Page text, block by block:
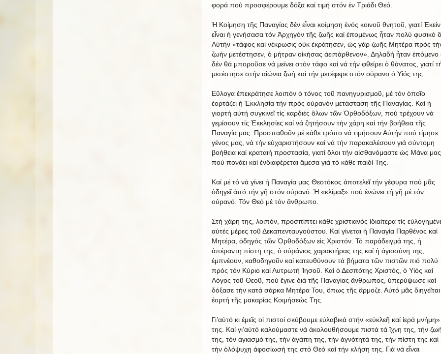
φορά πού προσφέρουμε δόξα καί τιμή στόν ἐν Τριάδι Θεό.
Ἡ Κοίμηση τῆς Παναγίας δέν εἶναι κοίμηση ἑνός κοινοῦ θνητοῦ, γιατί
εἶναι ἡ γενήσασα τόν Ἀρχηγόν τῆς ζωῆς καί ἐπομένως ἦταν πολύ φυσικό
Αὐτήν «τάφος καί νέκρωσις οὐκ ἐκράτησεν, ὡς γάρ ζωῆς Μητέρα πρός
ζωήν μετέστησεν, ὁ μήτραν οἰκήσας ἀειπάρθενον». Δηλαδή ἦταν ἐπόμενο
δέν θά μποροῦσε νά μείνει στόν τάφο καί νά τήν φθείρει ὁ θάνατος, γιατί
μετέστησε στήν αἰώνια ζωή καί τήν μετέφερε στόν οὐρανο ὁ Υἱός της.
Εὒλογα ἐπεκράτησε λοιπόν ὁ τόνος τοῦ πανηγυρισμοῦ, μέ τόν ὁποῖο
ἑορτάζει ἡ Ἐκκλησία τήν πρός οὐρανόν μετάσταση τῆς Παναγίας. Καί ἡ
γιορτή αὐτή συγκινεῖ τίς καρδιές ὃλων τῶν Ὀρθοδόξων, πού τρέχουν νά
γεμίσουν τίς Ἐκκλησίες καί νά ζητήσουν τήν χάρη καί τήν βοήθεια τῆς
Παναγία μας. Προσπαθοῦν μέ κάθε τρόπο νά τιμήσουν Αὐτήν πού τίμησε
γένος μας, νά τήν εὐχαριστήσουν καί νά τήν παρακαλέσουν γιά σύντομη
βοήθεια καί κραταιή προστασία, γιατί ὃλοι τήν αἰσθανόμαστε ὡς Μάνα
πού πονάει καί ἐνδιαφέρεται ἂμεσα γιά τό κάθε παιδί Της.
Καί μέ τό νά γίνει ἡ Παναγία μας Θεοτόκος ἀποτελεῖ τήν γέφυρα πού μᾶς
ὁδηγεῖ ἀπό τήν γῆ στόν οὐρανό. Ἡ «κλίμαξ» πού ἐνώνει τή γῆ μέ τόν
οὐρανό. Τόν Θεό μέ τόν ἂνθρωπο.
Στή χάρη της, λοιπόν, προσπίπτει κάθε χριστιανός ἰδιαίτερα τίς
αὐτές μέρες τοῦ Δεκαπενταυγούστου. Καί γίνεται ἡ Παναγία Παρθένος καί
Μητέρα, ὁδηγός τῶν Ὀρθοδόξων εἰς Χριστόν. Τό παράδειγμά της, ἡ
ἀπέραντη πίστη της, ὁ οὐράνιος χαρακτήρας της καί ἡ ἁγιοσύνη της,
ἐμπνέουν, καθοδηγοῦν καί κατευθύνουν τά βήματα τῶν πιστῶν πιό πολύ
πρός τόν Κύριο καί Λυτρωτή Ἰησοῦ. Καί ὁ Δεσπότης Χριστός, ὁ Υἱός καί
Λόγος τοῦ Θεοῦ, πού ἒγινε διά τῆς Παναγίας ἂνθρωπος, ὑπερύψωσε καί
δόξασε τήν κατά σάρκα Μητέρα Του, ὃπως τῆς ἃρμοζε. Αὐτό μᾶς
ἑορτή τῆς μακαρίας Κοιμήσεώς Της.
Γι’αὐτό κι ἐμεῖς οἱ πιστοί σκύβουμε εὐλαβικά στήν «εὐκλεῆ καί ἱερά μνήμη»
της. Καί γι’αὐτό καλούμαστε νά ἀκολουθήσουμε πιστά τά ἲχνη της, τήν
της, τόν ἁγιασμό της, τήν ἀγάπη της, τήν ἁγνότητά της, τήν πίστη της καί
τήν ὁλόψυχη ἀφοσίωσή της στό Θεό καί τήν κλήση της. Γιά νά εἶναι